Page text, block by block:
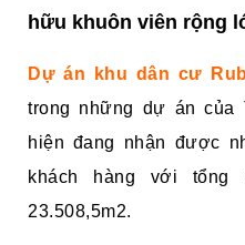
hữu khuôn viên rộng
Dự án khu dân cư
trong những dự án của
hiện đang nhận được
khách hàng với
23.508,5m2.